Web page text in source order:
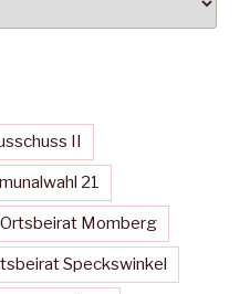
II
21
Ortsbeirat Momberg
Speckswinkel